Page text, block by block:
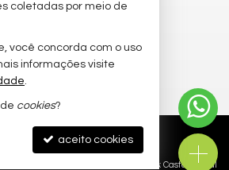
imóveis
Política de Privacidade
Site para imobiliárias: Castel Digital
coletadas por meio de
você concorda com o uso
informações visite
.
cookies?
aceito cookies